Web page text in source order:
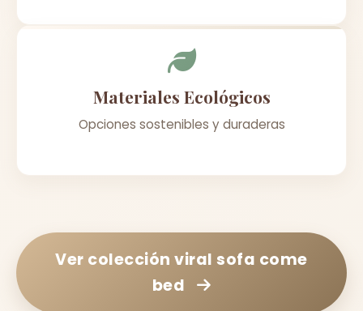
Materiales Ecológicos
Opciones sostenibles y duraderas
Ver colecciónviral sofa come
bed